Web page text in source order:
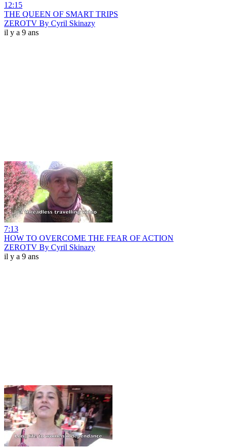
12:15
THE QUEEN OF SMART TRIPS
ZEROTV By Cyril Skinazy
il y a 9 ans
7:13
HOW TO OVERCOME THE FEAR OF ACTION
ZEROTV By Cyril Skinazy
il y a 9 ans